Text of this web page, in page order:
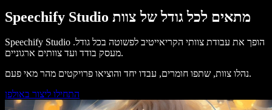
Speechify Studio מתאים לכל גודל של צוות
Speechify Studio הופך את עבודת צוותי הקריאייטיב לפשוטה בכל גודל.
מעסק בודד ועד צוותים ארגוניים.
נהלו צוות, שתפו חומרים, עבדו יחד והוציאו פרויקטים מהר מאי פעם.
התחילו ליצור באולפן